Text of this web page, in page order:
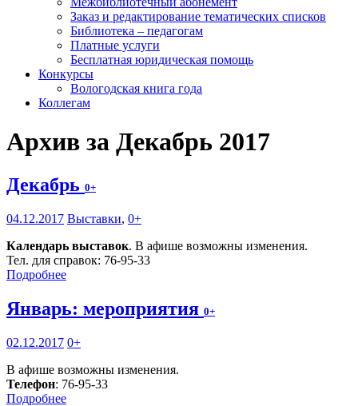
Заказ и редактирование тематических списков
Библиотека – педагогам
Платные услуги
Бесплатная юридическая помощь
Конкурсы
Вологодская книга года
Коллегам
Архив за Декабрь 2017
Декабрь 0+
04.12.2017 Выставки, 0+
Календарь выставок. В афише возможны изменения.
Тел. для справок: 76-95-33
Подробнее
Январь: мероприятия 0+
02.12.2017 0+
В афише возможны изменения.
Телефон: 76-95-33
Подробнее